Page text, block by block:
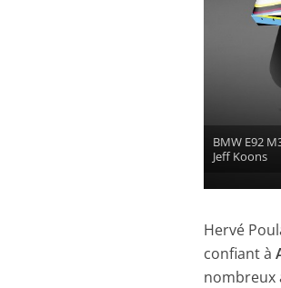
BMW E92
Jeff Koons
Hervé
confiant à
nombreux